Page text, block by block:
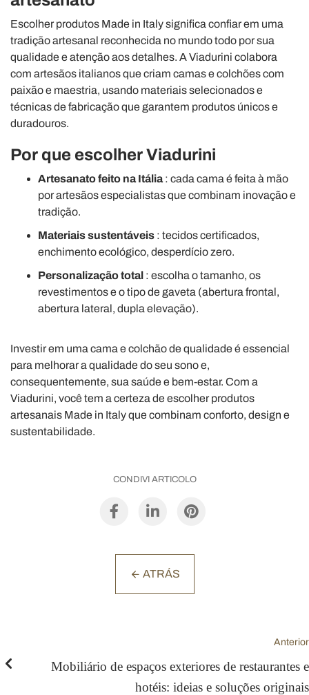
Escolher produtos Made in Italy significa confiar em uma
tradição artesanal reconhecida no mundo todo por sua
qualidade e atenção aos detalhes. A Viadurini colabora
com artesãos italianos que criam camas e colchões com
paixão e maestria, usando materiais selecionados e
técnicas de fabricação que garantem produtos únicos e
duradouros.
Por que escolher Viadurini
Artesanato feito na Itália : cada cama é feita à mão
por artesãos especialistas que combinam inovação e
tradição.
Materiais sustentáveis : tecidos certificados,
enchimento ecológico, desperdício zero.
Personalização total : escolha o tamanho, os
revestimentos e o tipo de gaveta (abertura frontal,
abertura lateral, dupla elevação).
Investir em uma cama e colchão de qualidade é essencial
para melhorar a qualidade do seu sono e,
consequentemente, sua saúde e bem-estar. Com a
Viadurini, você tem a certeza de escolher produtos
artesanais Made in Italy que combinam conforto, design e
sustentabilidade.
CONDIVI ARTICOLO
ATRÁS
Anterior
Mobiliário de espaços exteriores de restaurantes e
hotéis: ideias e soluções originais